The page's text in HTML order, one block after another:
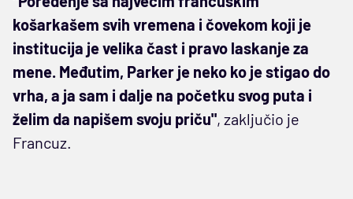
košarkašem svih vremena i čovekom koji je
institucija je velika čast i pravo laskanje za
mene. Međutim, Parker je neko ko je stigao do
vrha, a ja sam i dalje na početku svog puta i
želim da napišem svoju priču", zaključio je
Francuz.